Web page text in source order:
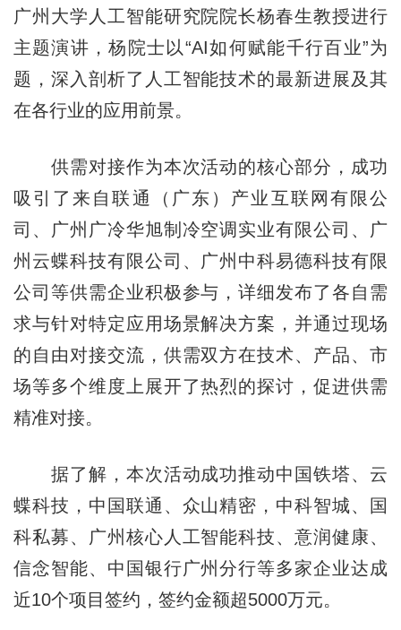
广州大学人工智能研究院院长杨春生教授进行
主题演讲，杨院士以“AI如何赋能千行百业”为
题，深入剖析了人工智能技术的最新进展及其
在各行业的应用前景。
供需对接作为本次活动的核心部分，成功
吸引了来自联通（广东）产业互联网有限公
司、广州广冷华旭制冷空调实业有限公司、广
州云蝶科技有限公司、广州中科易德科技有限
公司等供需企业积极参与，详细发布了各自需
求与针对特定应用场景解决方案，并通过现场
的自由对接交流，供需双方在技术、产品、市
场等多个维度上展开了热烈的探讨，促进供需
精准对接。
据了解，本次活动成功推动中国铁塔、云
蝶科技，中国联通、众山精密，中科智城、国
科私募、广州核心人工智能科技、意润健康、
信念智能、中国银行广州分行等多家企业达成
近10个项目签约，签约金额超5000万元。